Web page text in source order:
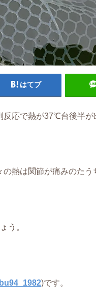
はてブ
応で熱が37℃台後半が
熱は関節が痛みのたう
う。
)です。